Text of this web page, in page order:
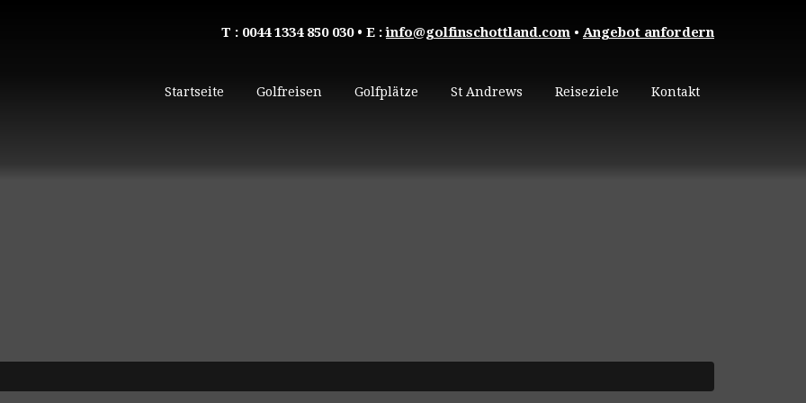
T : 0044 1334 850 030• E :info@golfinschottland.com • Angebot anfordern
Startseite Golfreisen Golfplätze St Andrews Reiseziele Kontakt